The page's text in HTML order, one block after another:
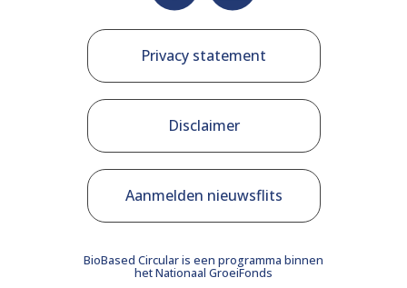
Privacy statement
Disclaimer
Aanmelden nieuwsflits
BioBased Circular is een programma binnen
het Nationaal GroeiFonds